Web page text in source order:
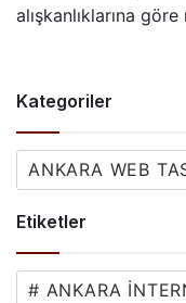
alışkanlıklarına
Kategoriler
ANKARA WEB
Etiketler
# ANKARA